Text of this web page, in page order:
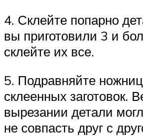
4. Склейте попарно
вы приготовили 3 и
склейте их все.
5. Подравняйте
склеенных заготовок.
вырезании детали
не совпасть друг с